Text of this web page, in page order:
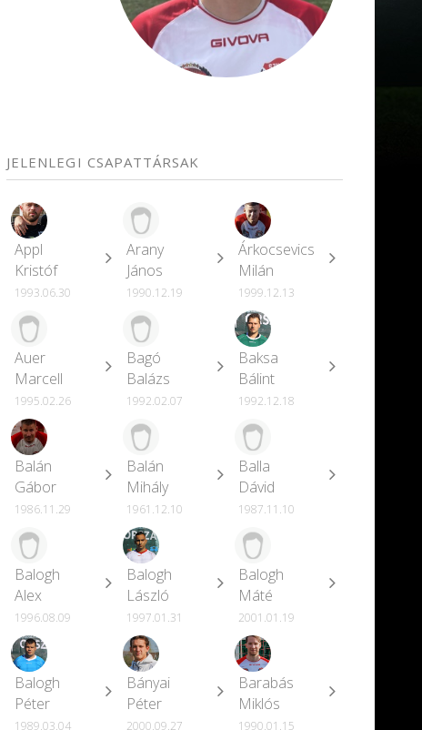
JELENLEGI CSAPATTÁRSAK
Appl
Kristóf
1993.06.30
Arany
János
1990.12.19
Árkocsevics
Milán
1999.12.13
Auer
Marcell
1995.02.26
Bagó
Balázs
1992.02.07
Baksa
Bálint
1992.12.18
Balán
Gábor
1986.11.29
Balán
Mihály
1961.12.10
Balla
Dávid
1987.11.10
Balogh
Alex
1996.08.09
Balogh
László
1997.01.31
Balogh
Máté
2001.01.19
Balogh
Péter
1989.03.04
Bányai
Péter
2000.09.27
Barabás
Miklós
1990.01.15